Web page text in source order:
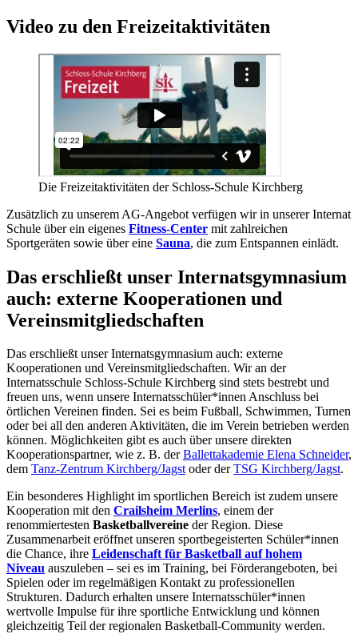
Video zu den Freizeitaktivitäten
Die Freizeitaktivitäten der Schloss-Schule Kirchberg
Zusätzlich zu unserem AG-Angebot verfügen wir in unserer Internat
Schule über ein eigenes Fitness-Center mit zahlreichen
Sportgeräten sowie über eine Sauna, die zum Entspannen einlädt.
Das erschließt unser Internatsgymnasium
auch: externe Kooperationen und
Vereinsmitgliedschaften
Das erschließt unser Internatsgymnasium auch: externe
Kooperationen und Vereinsmitgliedschaften. Wir an der
Internatsschule Schloss-Schule Kirchberg sind stets bestrebt und
freuen uns, wenn unsere Internatsschüler*innen Anschluss bei
örtlichen Vereinen finden. Sei es beim Fußball, Schwimmen, Turnen
oder bei all den anderen Aktivitäten, die im Verein betrieben werden
können. Möglichkeiten gibt es auch über unsere direkten
Kooperationspartner, wie z. B. derBallettakademie Elena Schneider,
dem Tanz-Zentrum Kirchberg/Jagstoder derTSG Kirchberg/Jagst.
Ein besonderes Highlight im sportlichen Bereich ist zudem unsere
Kooperation mit den Crailsheim Merlins, einem der
renommiertesten Basketballvereine der Region. Diese
Zusammenarbeit eröffnet unseren sportbegeisterten Schüler*innen
die Chance, ihre Leidenschaft für Basketball auf hohem
Niveau auszuleben – sei es im Training, bei Förderangeboten, bei
Spielen oder im regelmäßigen Kontakt zu professionellen
Strukturen. Dadurch erhalten unsere Internatsschüler*innen
wertvolle Impulse für ihre sportliche Entwicklung und können
gleichzeitig Teil der regionalen Basketball-Community werden.